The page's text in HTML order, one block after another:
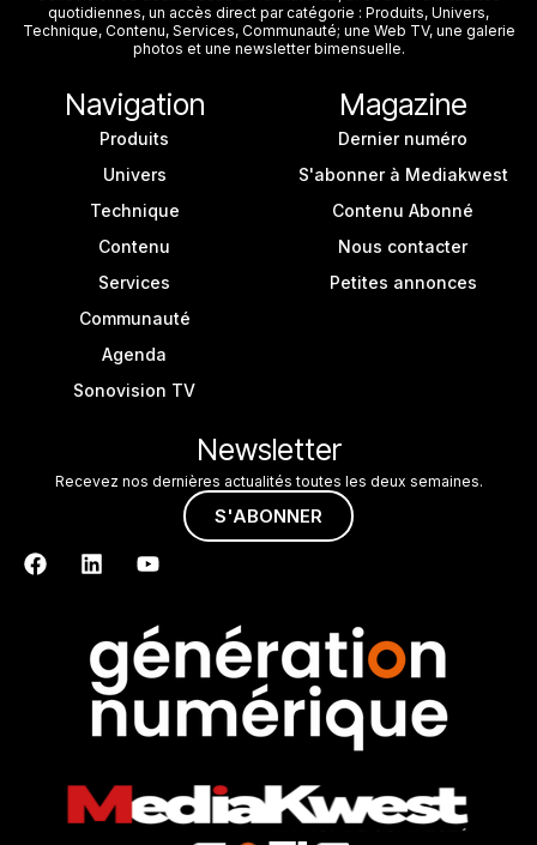
quotidiennes, un accès direct par catégorie : Produits, Univers,
Technique, Contenu, Services, Communauté; une Web TV, une galerie
photos et une newsletter bimensuelle.
Navigation
Produits
Univers
Technique
Contenu
Services
Communauté
Agenda
Sonovision TV
Magazine
Dernier numéro
S'abonner à Mediakwest
Contenu Abonné
Nous contacter
Petites annonces
Newsletter
Recevez nos dernières actualités toutes les deux semaines.
S'ABONNER